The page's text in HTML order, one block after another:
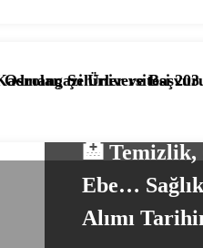
Başvuru Detayları
203 Sözleşmeli
🏥 Temizlik,
Ebe…
Alımı